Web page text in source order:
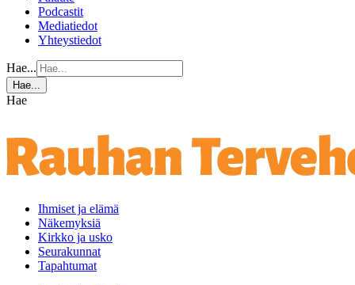
Podcastit
Mediatiedot
Yhteystiedot
Hae...
Hae...
Hae
Ihmiset ja elämä
Näkemyksiä
Kirkko ja usko
Seurakunnat
Tapahtumat